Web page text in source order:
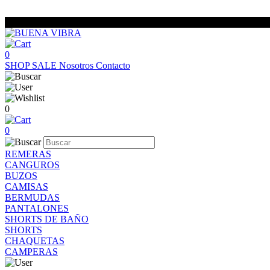
0
SHOP SALE Nosotros Contacto
0
0
REMERAS
CANGUROS
BUZOS
CAMISAS
BERMUDAS
PANTALONES
SHORTS DE BAÑO
SHORTS
CHAQUETAS
CAMPERAS